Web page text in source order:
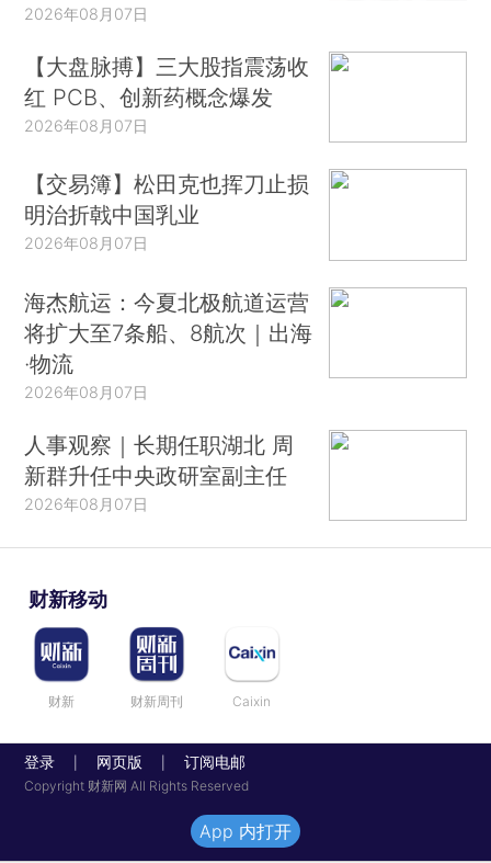
2026年08月07日
【大盘脉搏】三大股指震荡收
红 PCB、创新药概念爆发
2026年08月07日
【交易簿】松田克也挥刀止损
明治折戟中国乳业
2026年08月07日
海杰航运：今夏北极航道运营
将扩大至7条船、8航次｜出海
·物流
2026年08月07日
人事观察｜长期任职湖北 周
新群升任中央政研室副主任
2026年08月07日
财新移动
财新 财新周刊 Caixin
登录 网页版 订阅电邮
Copyright 财新网 All Rights Reserved
App 内打开